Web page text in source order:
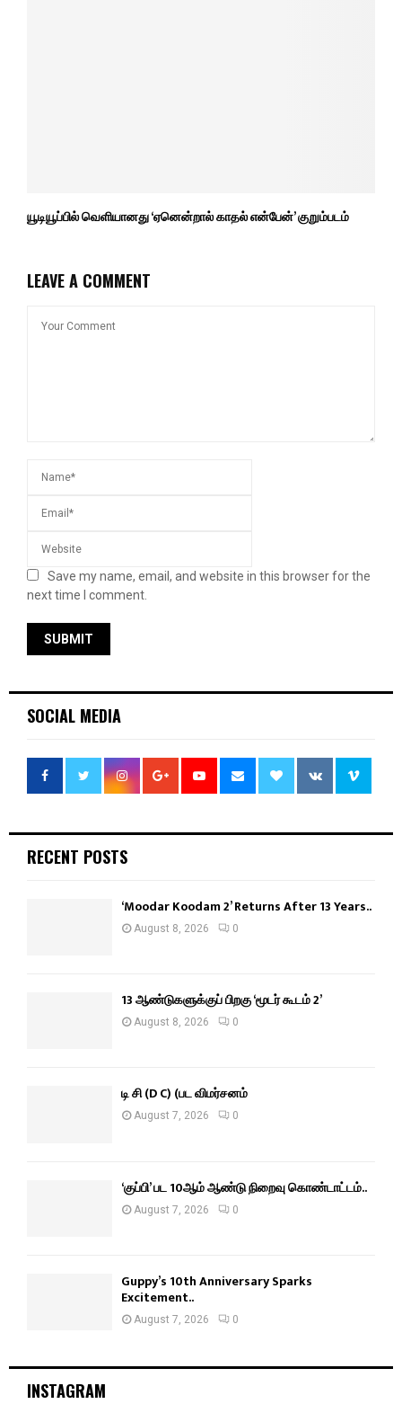
யூடியூப்பில் வெளியானது ‘ஏனென்றால் காதல் என்பேன்’ குறும்படம்
LEAVE A COMMENT
Save my name, email, and website in this browser for the
next time I comment.
SOCIAL MEDIA
RECENT POSTS
‘Moodar Koodam 2’ Returns After 13 Years..
August 8, 2026 0
13 ஆண்டுகளுக்குப் பிறகு ‘மூடர் கூடம் 2’
August 8, 2026 0
டி சி (D C) (பட விமர்சனம்
August 7, 2026 0
‘குப்பி’ பட 10ஆம் ஆண்டு நிறைவு கொண்டாட்டம்..
August 7, 2026 0
Guppy’s 10th Anniversary Sparks
Excitement..
August 7, 2026 0
INSTAGRAM